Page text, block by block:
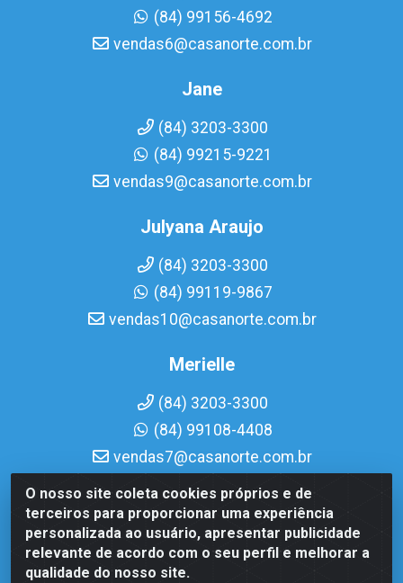
O nosso site coleta cookies próprios e de
terceiros para proporcionar uma experiência
personalizada ao usuário, apresentar publicidade
relevante de acordo com o seu perfil e melhorar a
qualidade do nosso site.
(84) 99156-4692
vendas6@casanorte.com.br
Jane
(84) 3203-3300
(84) 99215-9221
vendas9@casanorte.com.br
Julyana Araujo
(84) 3203-3300
(84) 99119-9867
vendas10@casanorte.com.br
Merielle
(84) 3203-3300
(84) 99108-4408
vendas7@casanorte.com.br
Casa Norte LTDA - Av. Interventor Mário Câmara, 1815 -
Dix-Sept Rosado, Natal/RN - CEP 59054-600 - CNPJ
08.713.513/0001-51